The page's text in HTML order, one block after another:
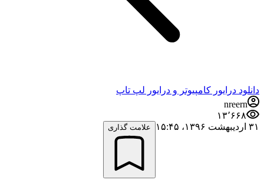
دانلود درایور کامپیوتر و درایور لپ تاپ
nreern
۱۳٬۶۶۸
۳۱ اردیبهشت ۱۳۹۶،‏ ۱۵:۴۵
علامت گذاری